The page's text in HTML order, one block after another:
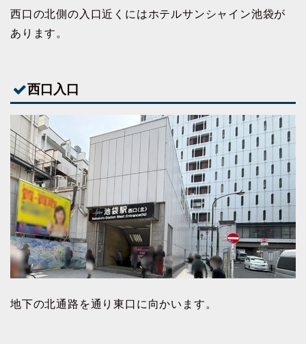
西口の北側の入口近くにはホテルサンシャイン池袋が
あります。
西口入口
地下の北通路を通り東口に向かいます。